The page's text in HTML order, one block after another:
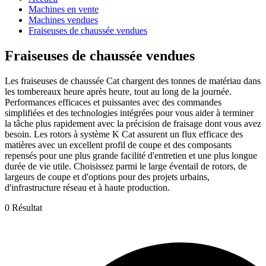
Machines en vente
Machines vendues
Fraiseuses de chaussée vendues
Fraiseuses de chaussée vendues
Les fraiseuses de chaussée Cat chargent des tonnes de matériau dans
les tombereaux heure après heure, tout au long de la journée.
Performances efficaces et puissantes avec des commandes
simplifiées et des technologies intégrées pour vous aider à terminer
la tâche plus rapidement avec la précision de fraisage dont vous avez
besoin. Les rotors à système K Cat assurent un flux efficace des
matières avec un excellent profil de coupe et des composants
repensés pour une plus grande facilité d'entretien et une plus longue
durée de vie utile. Choisissez parmi le large éventail de rotors, de
largeurs de coupe et d'options pour des projets urbains,
d'infrastructure réseau et à haute production.
0 Résultat